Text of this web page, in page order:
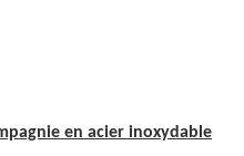
en acier inoxydable